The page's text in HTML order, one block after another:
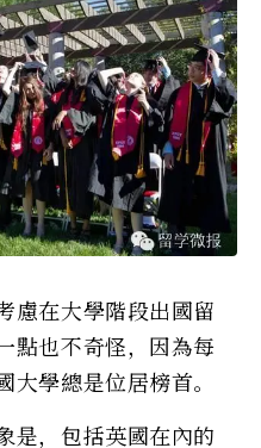
慮在大學階段出國留
點也不奇怪，因為每
學總是位居榜首。
是，包括英國在內的